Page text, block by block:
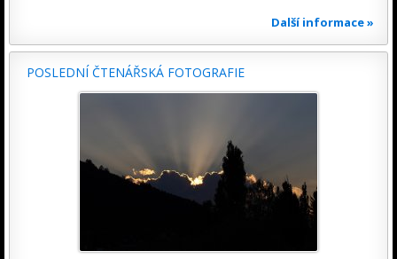
Další informace »
POSLEDNÍ ČTENÁŘSKÁ FOTOGRAFIE